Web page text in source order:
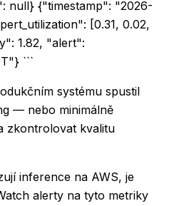
null} {"timestamp": "2026-
[0.31, 0.02,
1.82, "alert":
```
systému spustil
— nebo minimálně
zkontrolovat kvalitu
inference na AWS, je
alerty na tyto metriky